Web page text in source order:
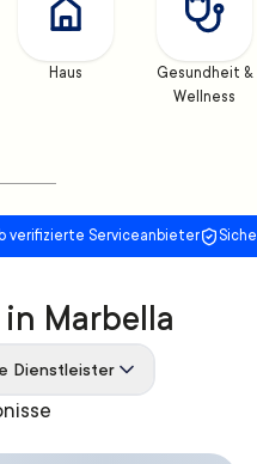
Haus
Gesundheit &
Wellness
verifizierte Serviceanbieter
Marbella
Dienstleister